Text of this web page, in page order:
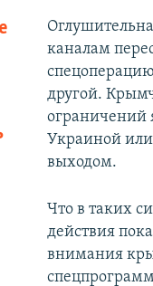
каналам
другой.
ограничений
Украиной или
выходом.
Что в таких
действия
внимания